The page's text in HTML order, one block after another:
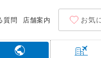
質問 店舗案内 お気